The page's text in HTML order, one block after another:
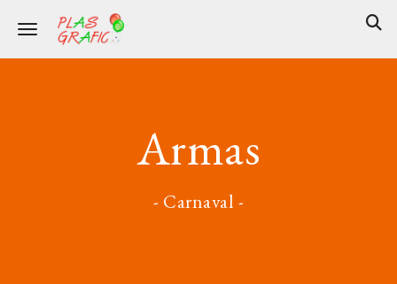
Toggle navigation
Armas
- Carnaval -